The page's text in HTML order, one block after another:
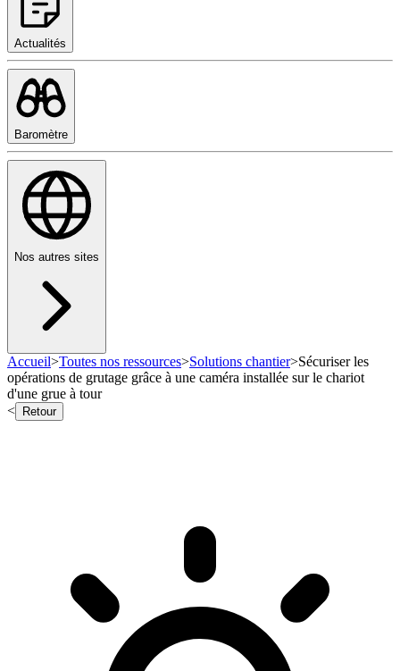
Actualités
Baromètre
Nos autres sites
Accueil>Toutes nos ressources>Solutions chantier>Sécuriser les
opérations de grutage grâce à une caméra installée sur le chariot
d'une grue à tour
<
Retour